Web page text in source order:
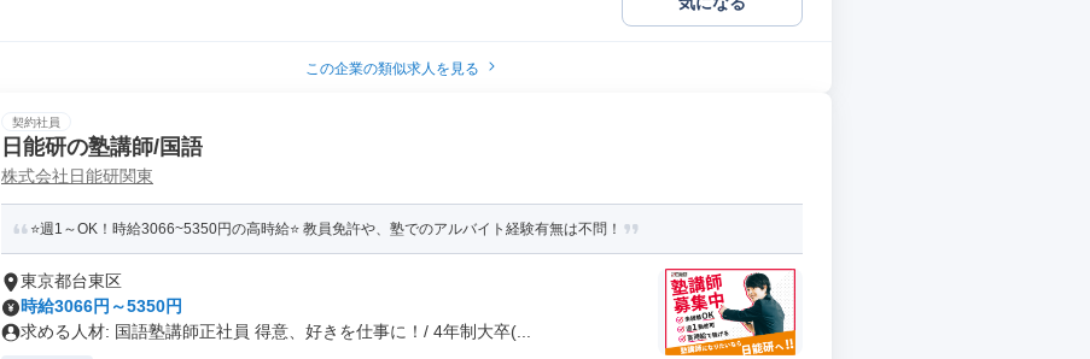
この企業の類似求人を見る
契約社員
日能研の塾講師/国語
株式会社日能研関東
⭐️週1～OK！時給3066~5350円の高時給⭐️ 教員免許や、塾でのアルバイト経験有無は不問！
東京都台東区
時給3066円～5350円
求める人材: 国語塾講師正社員 得意、好きを仕事に！/ 4年制大卒(...